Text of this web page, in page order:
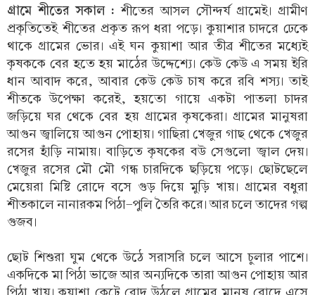
গ্রামে শীতের সকাল :শীতের আসল সৌন্দর্য গ্রামেই। গ্রামীণ
প্রকৃতিতেই শীতের প্রকৃত রূপ ধরা পড়ে। কুয়াশার চাদরে ঢেকে
থাকে গ্রামের ভোর। এই ঘন কুয়াশা আর তীব্র শীতের মধ্যেই
কৃষককে বের হতে হয় মাঠের উদ্দেশ্যে। কেউ কেউ এ সময় ইরি
ধান আবাদ করে, আবার কেউ কেউ চাষ করে রবি শস্য। তাই
শীতকে উপেক্ষা করেই, হয়তো গায়ে একটা পাতলা চাদর
জড়িয়ে ঘর থেকে বের হয় গ্রামের কৃষকেরা। গ্রামের মানুষরা
আগুন জ্বালিয়ে আগুন পোহায়। গাছিরা খেজুর গাছ থেকে খেজুর
রসের হাঁড়ি নামায়। বাড়িতে কৃষকের বউ সেগুলো জ্বাল দেয়।
খেজুর রসের মৌ মৌ গন্ধ চারদিকে ছড়িয়ে পড়ে। ছোটছেলে
মেয়েরা মিষ্টি রোদে বসে গুড় দিয়ে মুড়ি খায়। গ্রামের বধুরা
শীতকালে নানারকম পিঠা-পুলি তৈরি করে। আর চলে তাদের গল্প
গুজব।
ছোট শিশুরা ঘুম থেকে উঠে সরাসরি চলে আসে চুলার পাশে।
একদিকে মা পিঠা ভাজে আর অন্যদিকে তারা আগুন পোহায় আর